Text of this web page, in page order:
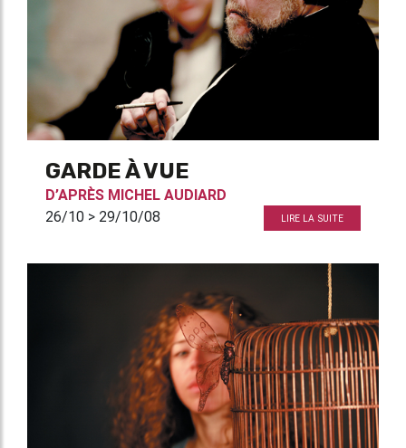
GARDE À VUE
D’APRÈS MICHEL AUDIARD
26/10 > 29/10/08
LIRE LA SUITE